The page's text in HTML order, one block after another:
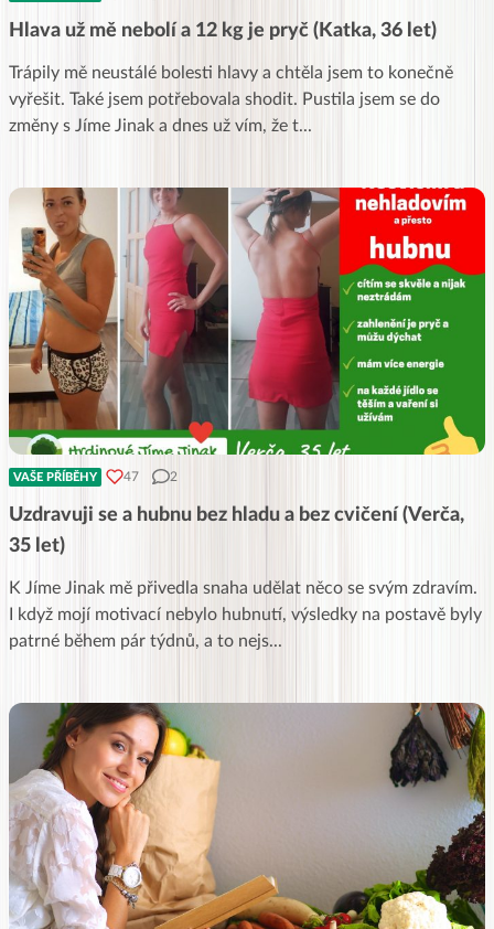
Hlava už mě nebolí a 12 kg je pryč (Katka, 36 let)
Trápily mě neustálé bolesti hlavy a chtěla jsem to konečně
vyřešit. Také jsem potřebovala shodit. Pustila jsem se do
změny s Jíme Jinak a dnes už vím, že t...
VAŠE PŘÍBĚHY 47 2
Uzdravuji se a hubnu bez hladu a bez cvičení (Verča,
35 let)
K Jíme Jinak mě přivedla snaha udělat něco se svým zdravím.
I když mojí motivací nebylo hubnutí, výsledky na postavě byly
patrné během pár týdnů, a to nejs...